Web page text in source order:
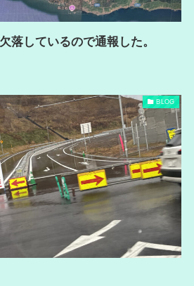
落しているので通報した。
BLOG